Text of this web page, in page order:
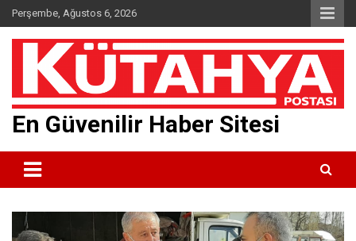
Skip
to
content
Perşembe, Ağustos 6, 2026
En Güvenilir Haber Sitesi